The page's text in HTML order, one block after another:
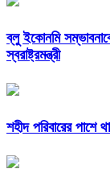
ব্লু ইকোনমি
স্বরাষ্ট্রমন্ত্রী
শহীদ পরিবারের পাশে